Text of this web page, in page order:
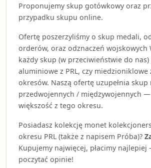
Proponujemy skup gotówkowy oraz
przypadku skupu online.
Ofertę poszerzyliśmy o skup medali,
orderów, oraz odznaczeń wojskowych
każdy skup (w przeciwieństwie do
aluminiowe z PRL, czy miedzioniklowe
okresów. Naszą ofertę uzupełnia skup
przedwojennych / międzywojennych
większość z tego okresu.
Posiadasz kolekcję monet
okresu PRL (także z napisem Próba)?
Kupujemy najwięcej, płacimy
poczytać opinie!